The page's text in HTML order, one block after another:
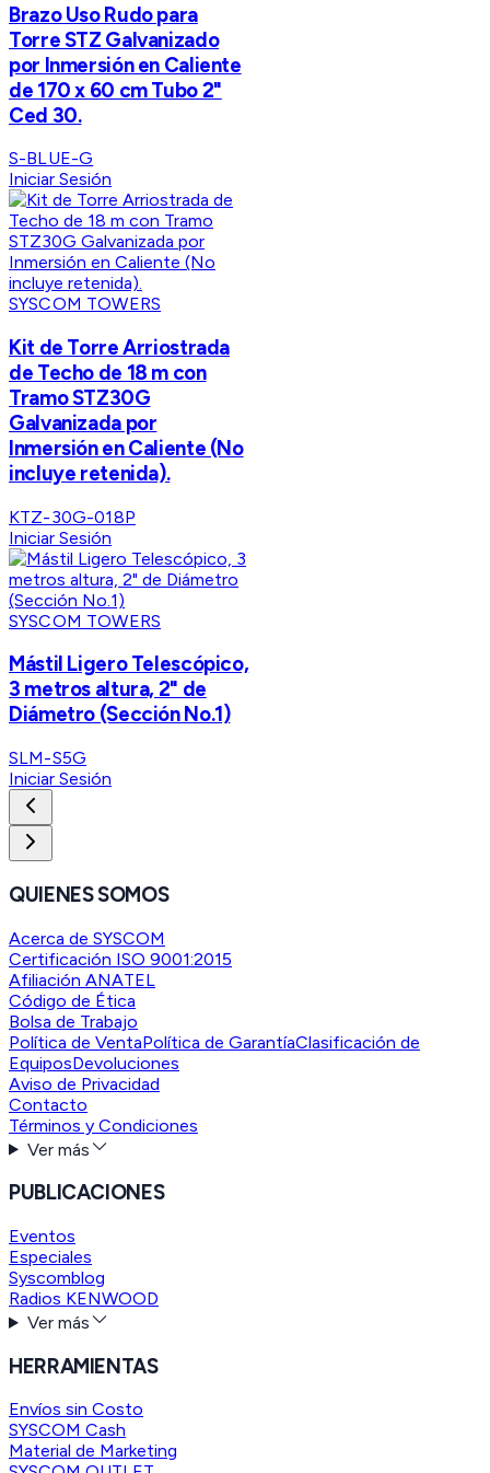
Brazo Uso Rudo para
Torre STZ Galvanizado
por Inmersión en Caliente
de 170 x 60 cm Tubo 2"
Ced 30.
S-BLUE-G
Iniciar Sesión
SYSCOM TOWERS
Kit de Torre Arriostrada
de Techo de 18 m con
Tramo STZ30G
Galvanizada por
Inmersión en Caliente (No
incluye retenida).
KTZ-30G-018P
Iniciar Sesión
SYSCOM TOWERS
Mástil Ligero Telescópico,
3 metros altura, 2" de
Diámetro (Sección No.1)
SLM-S5G
Iniciar Sesión
QUIENES SOMOS
Acerca de SYSCOM
Certificación ISO 9001:2015
Afiliación ANATEL
Código de Ética
Bolsa de Trabajo
Política de VentaPolítica de GarantíaClasificación de
EquiposDevoluciones
Aviso de Privacidad
Contacto
Términos y Condiciones
Ver más
PUBLICACIONES
Eventos
Especiales
Syscomblog
Radios KENWOOD
Ver más
HERRAMIENTAS
Envíos sin Costo
SYSCOM Cash
Material de Marketing